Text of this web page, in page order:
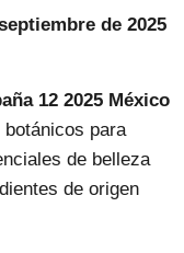
de 2025
12 2025 México
para
de belleza
de origen